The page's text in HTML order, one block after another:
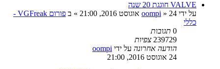
VALVE חוגגת 20 שנה
על ידי
oompi » 24 אוגוסט 2016, 21:00 » ב
פורום VGFreak -
כללי
0 תגובות
239729 צפיות
הודעה אחרונה על ידי oompi
24 אוגוסט 2016, 21:00